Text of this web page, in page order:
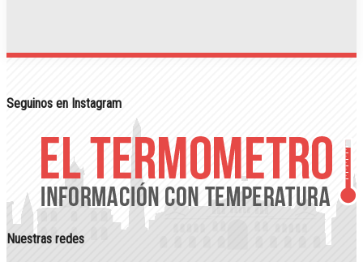
Seguinos en Instagram
Nuestras redes